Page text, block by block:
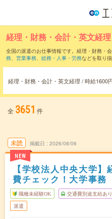
経理・財務・会計・英文経理
全国の派遣のお仕事情報です。経理・財務・
務、 営業事務、 総務・人事・労務などを取り
経理・財務・会計・英文経理 / 時給1600
全 3651 件
未読
NEW
掲載日 2026/08/06
【学校法人中央大学
費チェック！大学事務
職種未経験OK 交通費別途支給あり
派遣